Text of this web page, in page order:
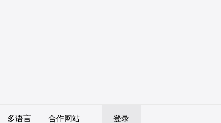
多语言 合作网站 登录